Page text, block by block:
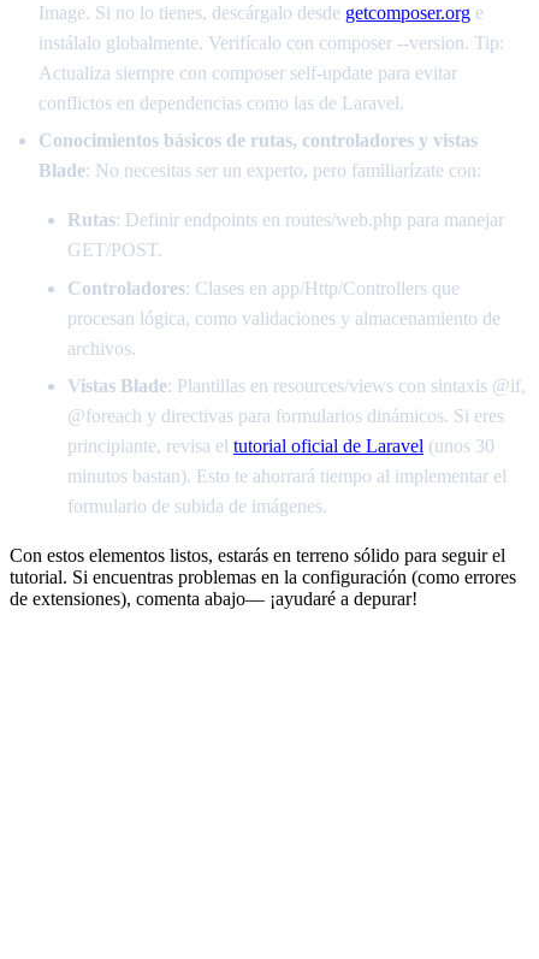
Image. Si no lo tienes, descárgalo desde getcomposer.org e
instálalo globalmente. Verifícalo con composer --version. Tip:
Actualiza siempre con composer self-update para evitar
conflictos en dependencias como las de Laravel.
Conocimientos básicos de rutas, controladores y vistas
Blade: No necesitas ser un experto, pero familiarízate con:
Rutas: Definir endpoints en routes/web.php para manejar
GET/POST.
Controladores: Clases en app/Http/Controllers que
procesan lógica, como validaciones y almacenamiento de
archivos.
Vistas Blade: Plantillas en resources/views con sintaxis @if,
@foreach y directivas para formularios dinámicos. Si eres
principiante, revisa el tutorial oficial de Laravel (unos 30
minutos bastan). Esto te ahorrará tiempo al implementar el
formulario de subida de imágenes.
Con estos elementos listos, estarás en terreno sólido para seguir el
tutorial. Si encuentras problemas en la configuración (como errores
de extensiones), comenta abajo— ¡ayudaré a depurar!